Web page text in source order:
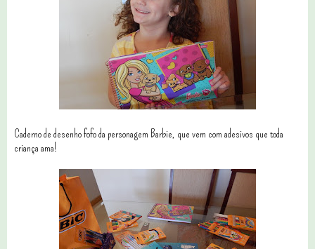
Caderno de desenho fofo da personagem Barbie, que vem com adesivos que toda
criança ama!